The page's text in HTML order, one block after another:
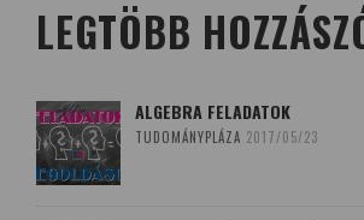
LEGTÖBB
ALGEBRA FELADATOK
TUDOMÁNYPLÁZA 2017/05/23